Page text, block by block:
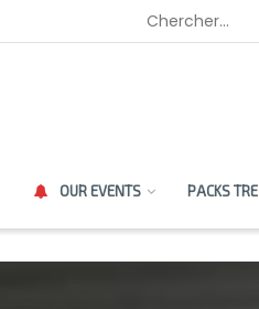
OUR EVENTS PACKS TRE